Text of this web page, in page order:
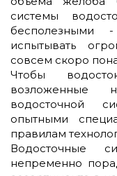
системы
испытывать
совсем скоро
Чтобы
возложенные
водосточной
опытными
правилам
Водосточные
непременно